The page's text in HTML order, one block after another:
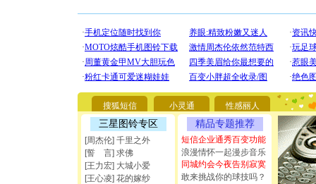
搜狐短信 小灵通 性感丽人
三星图铃专区
[周杰伦] 千里之外
[誓 言] 求佛
[王力宏] 大城小爱
[王心凌] 花的嫁纱
精品专题推荐
短信企业通秀百变功能
浪漫情怀一起漫步音乐
同城约会今夜告别寂寞
敢来挑战你的球技吗？
[圣诞节]
你太多，
要平安
[圣诞节]
能正大光
都要快乐
[圣诞节]
如意,快
[元旦]看